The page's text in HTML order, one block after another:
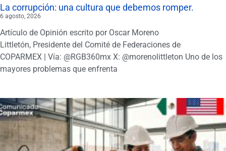
La corrupción: una cultura que debemos romper.
6 agosto, 2026
Artículo de Opinión escrito por Oscar Moreno
Littletón, Presidente del Comité de Federaciones de
COPARMEX | Vía: @RGB360mx X: @morenolittleton Uno de los
mayores problemas que enfrenta